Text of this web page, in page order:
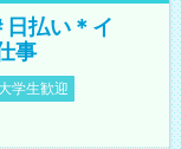
日払い＊イ
事
大学生歓迎